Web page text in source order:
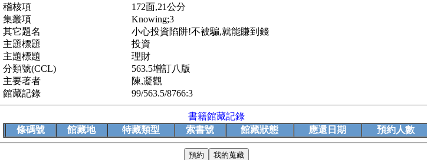
稽核項
172面,21公分
集叢項
Knowing;3
其它題名
小心投資陷阱!不被騙,就能賺到錢
主題標題
投資
主題標題
理財
分類號(CCL)
563.5增訂八版
主要著者
陳,凝觀
館藏記錄
99/563.5/8766:3
書籍館藏記錄
條碼號
館藏地 特藏類型 索書號 館藏狀態 應還日期 預約人數